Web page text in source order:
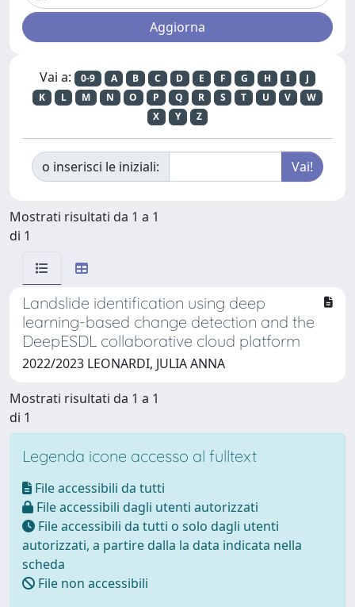
Vai a: 0-9 A B C D E F G H I
J
K
L M N O P Q R S T U V
W
X
Y Z
o inserisci le iniziali:
Mostrati risultati da 1 a 1
di 1
Landslide identification using deep
learning-based change detection and the
DeepESDL collaborative cloud platform
2022/2023 LEONARDI, JULIA ANNA
Mostrati risultati da 1 a 1
di 1
Legenda icone accesso al fulltext
File accessibili da tutti
File accessibili dagli utenti autorizzati
File accessibili da tutti o solo dagli utenti
autorizzati, a partire dalla la data indicata nella
scheda
File non accessibili